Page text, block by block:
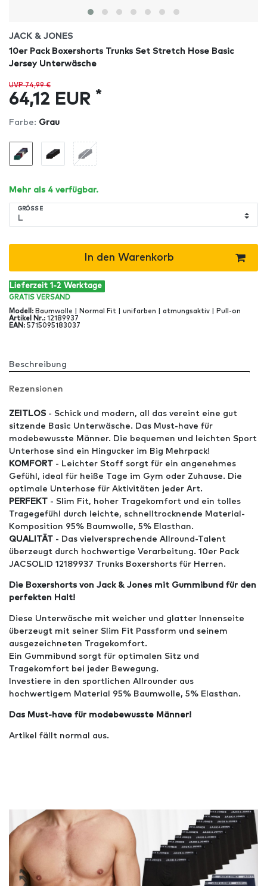
JACK & JONES
10er Pack Boxershorts Trunks Set Stretch Hose Basic
Jersey Unterwäsche
UVP 74,99 €
64,12 EUR *
Farbe: Grau
Mehr als 4 verfügbar.
GRÖSSE
In den Warenkorb
Lieferzeit 1-2 Werktage
GRATIS VERSAND
Modell : Baumwolle | Normal Fit | unifarben | atmungsaktiv | Pull-on
Artikel Nr.: 12189937
EAN : 5715095183037
Beschreibung
Rezensionen
ZEITLOS - Schick und modern, all das vereint eine gut
sitzende Basic Unterwäsche. Das Must-have für
modebewusste Männer. Die bequemen und leichten Sport
Unterhose sind ein Hingucker im Big Mehrpack!
KOMFORT - Leichter Stoff sorgt für ein angenehmes
Gefühl, ideal für heiße Tage im Gym oder Zuhause. Die
optimale Unterhose für Aktivitäten jeder Art.
PERFEKT - Slim Fit, hoher Tragekomfort und ein tolles
Tragegefühl durch leichte, schnelltrocknende Material-
Komposition 95% Baumwolle, 5% Elasthan.
QUALITÄT - Das vielversprechende Allround-Talent
überzeugt durch hochwertige Verarbeitung. 10er Pack
JACSOLID 12189937 Trunks Boxershorts für Herren.
Die Boxershorts von Jack & Jones mit Gummibund für den
perfekten Halt!
Diese Unterwäsche mit weicher und glatter Innenseite
überzeugt mit seiner Slim Fit Passform und seinem
ausgezeichneten Tragekomfort.
Ein Gummibund sorgt für optimalen Sitz und
Tragekomfort bei jeder Bewegung.
Investiere in den sportlichen Allrounder aus
hochwertigem Material 95% Baumwolle, 5% Elasthan.
Das Must-have für modebewusste Männer!
Artikel fällt normal aus.